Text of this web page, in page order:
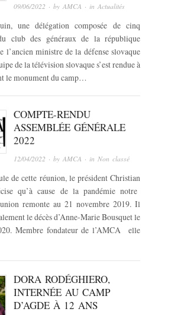
09/06/2022 · byAMCA · inActualités
une délégation composée de cinq
club des généraux de la république
l’ancien ministre de la défense slovaque
de la télévision slovaque s’est rendue à
le monument du camp…
COMPTE-RENDU
ASSEMBLÉE GÉNÉRALE
2022
12/04/2022 · byAMCA · in Non classé
de cette réunion, le président Christian
qu’à cause de la pandémie notre
remonte au 21 novembre 2019. Il
le décès d’Anne-Marie Bousquet le
Membre fondateur de l’AMCA elle
DORA RODÉGHIERO,
INTERNÉE AU CAMP
D’AGDE À 12 ANS